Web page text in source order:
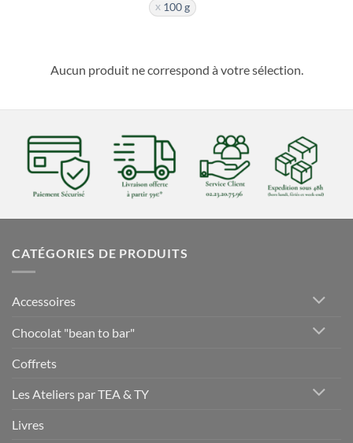
100 g
Aucun produit ne correspond à votre sélection.
CATÉGORIES DE PRODUITS
Accessoires
Chocolat "bean to bar"
Coffrets
Les Ateliers par TEA & TY
Livres